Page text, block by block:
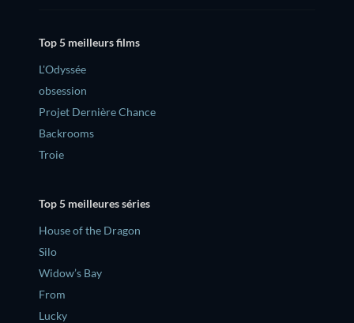
Top 5 meilleurs films
L'Odyssée
obsession
Projet Dernière Chance
Backrooms
Troie
Top 5 meilleures séries
House of the Dragon
Silo
Widow’s Bay
From
Lucky